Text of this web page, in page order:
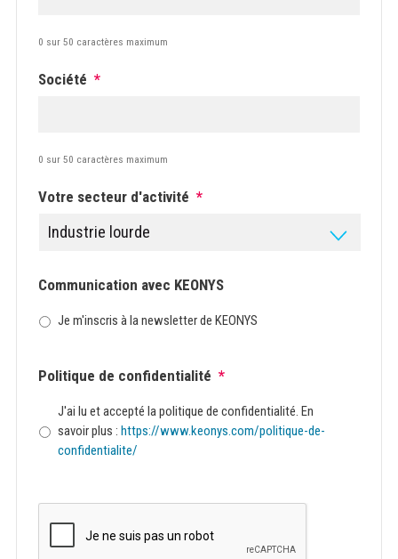
0 sur 50 caractères maximum
Société *
0 sur 50 caractères maximum
Votre secteur d'activité *
Communication avec KEONYS
Je m'inscris à la newsletter de KEONYS
Politique de confidentialité *
J'ai lu et accepté la politique de confidentialité. En
savoir plus : https://www.keonys.com/politique-de-
confidentialite/